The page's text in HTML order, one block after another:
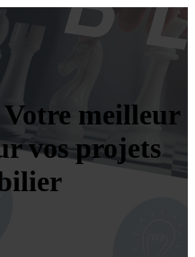
Votre meilleur
vos projets